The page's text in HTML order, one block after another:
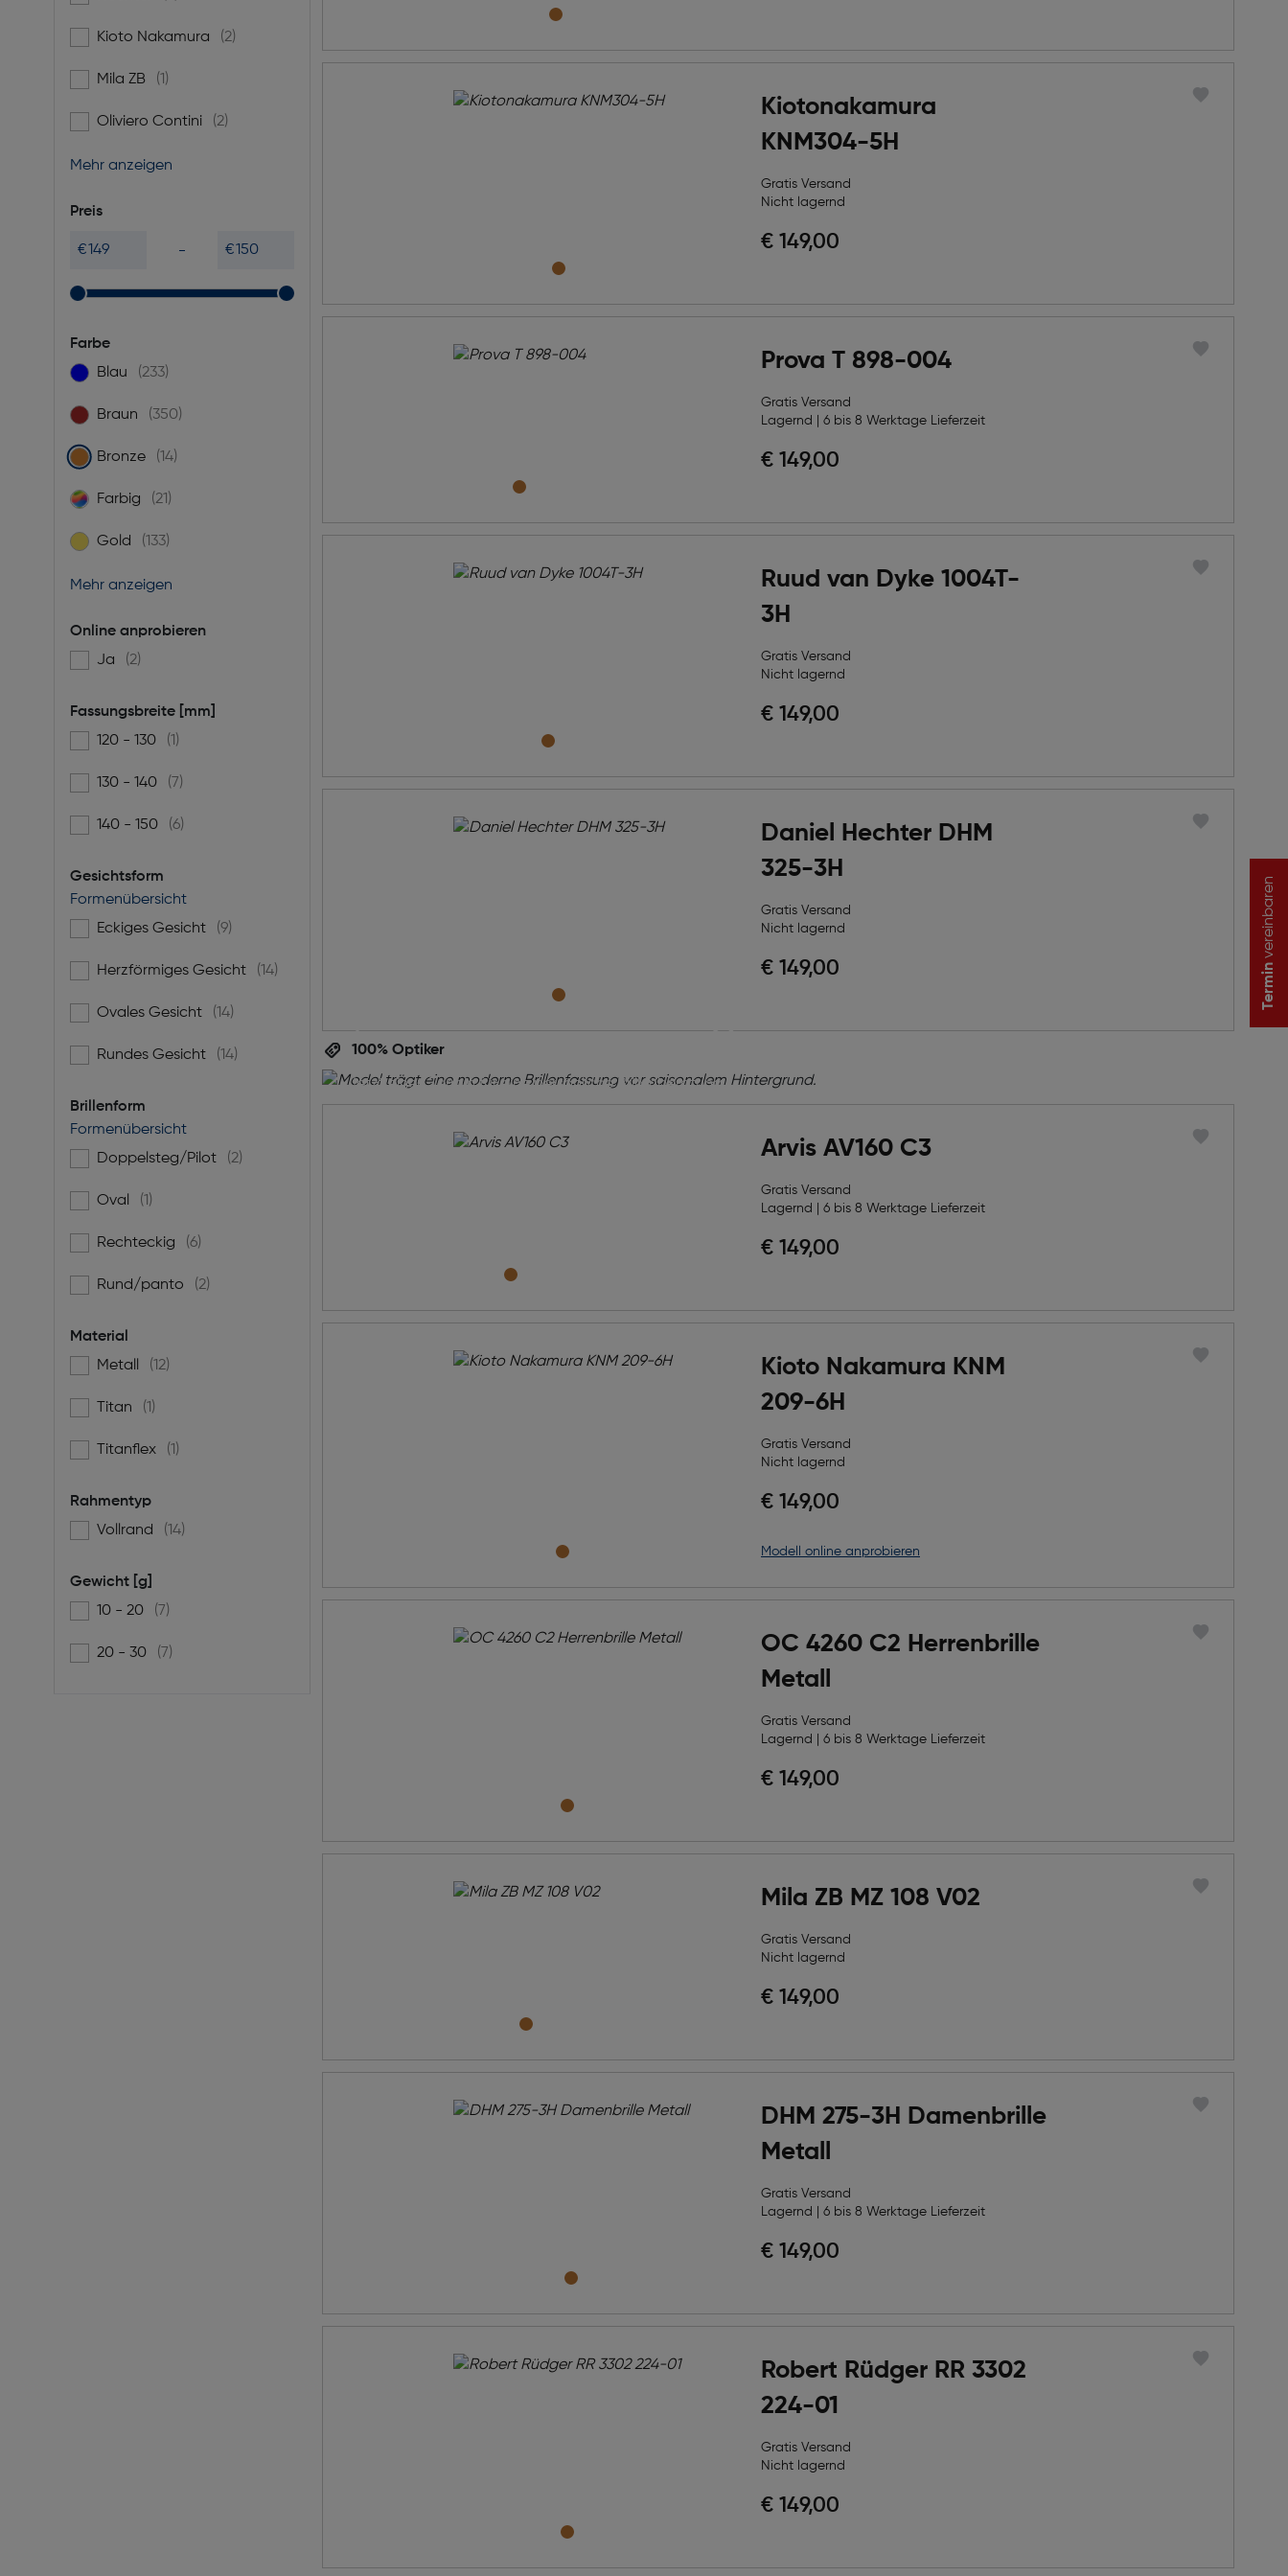
Kioto Nakamura (2)
Filtern nach Marke: Kioto Nakamura
Mila ZB (1)
Filtern nach Marke: Mila ZB
Oliviero Contini (2)
Filtern nach Marke: Oliviero Contini
Mehr anzeigen
Preis
€ €
Farbe
Blau
(233)
Filtern nach Farbe: Blau
Braun (350)
Filtern nach Farbe: Braun
Bronze (14)
gewählt: Derzeit gefiltert nach Farbe: Bronze
Farbig (21)
Filtern nach Farbe: Farbig
Gold (133)
Filtern nach Farbe: Gold
Mehr anzeigen
Online anprobieren
Ja
(2)
Filtern nach Online anprobieren: Ja
Fassungsbreite [mm]
120 - 130
(1)
Filtern nach Fassungsbreite [mm]: 120 - 130
130 - 140 (7)
Filtern nach Fassungsbreite [mm]: 130 - 140
140 - 150 (6)
Filtern nach Fassungsbreite [mm]: 140 - 150
Gesichtsform
Formenübersicht
Eckiges Gesicht
(9)
Filtern nach Gesichtsform: Eckiges Gesicht
Herzförmiges Gesicht (14)
Filtern nach Gesichtsform: Herzförmiges Gesicht
Ovales Gesicht (14)
Filtern nach Gesichtsform: Ovales Gesicht
Rundes Gesicht (14)
Filtern nach Gesichtsform: Rundes Gesicht
Brillenform
Formenübersicht
Doppelsteg/Pilot
(2)
Filtern nach Brillenform: Doppelsteg/Pilot
Oval (1)
Filtern nach Brillenform: Oval
Rechteckig (6)
Filtern nach Brillenform: Rechteckig
Rund/panto (2)
Filtern nach Brillenform: Rund/panto
Material
Metall
(12)
Filtern nach Material: Metall
Titan (1)
Filtern nach Material: Titan
Titanflex (1)
Filtern nach Material: Titanflex
Rahmentyp
Vollrand
(14)
Filtern nach Rahmentyp: Vollrand
Gewicht [g]
10 - 20
(7)
Filtern nach Gewicht [g]: 10 - 20
20 - 30 (7)
Filtern nach Gewicht [g]: 20 - 30
Kiotonakamura
KNM304-5H
Gratis Versand
Nicht lagernd
€ 149,00
Prova T 898-004
Gratis Versand
Lagernd | 6 bis 8 Werktage Lieferzeit
€ 149,00
Ruud van Dyke 1004T-
3H
Gratis Versand
Nicht lagernd
€ 149,00
Daniel Hechter DHM
325-3H
Gratis Versand
Nicht lagernd
€ 149,00
100% Optiker
perfekte Beratung!
Ihre Augen verdienen die beste Betreuung! Vereinbaren Sie
jetzt einen Termin für eine persönliche Brillenberatung
inklusive gratis Sehtest. Unser Team unterstützt Sie dabei,
die ideale Brille für Ihren Alltag zu finden – professionell,
Arvis AV160 C3
Gratis Versand
Lagernd | 6 bis 8 Werktage Lieferzeit
€ 149,00
Kioto Nakamura KNM
209-6H
Gratis Versand
Nicht lagernd
€ 149,00
Modell online anprobieren
OC 4260 C2 Herrenbrille
Metall
Gratis Versand
Lagernd | 6 bis 8 Werktage Lieferzeit
€ 149,00
Mila ZB MZ 108 V02
Gratis Versand
Nicht lagernd
€ 149,00
DHM 275-3H Damenbrille
Metall
Gratis Versand
Lagernd | 6 bis 8 Werktage Lieferzeit
€ 149,00
Robert Rüdger RR 3302
224-01
Gratis Versand
Nicht lagernd
€ 149,00
Termin
vereinbaren